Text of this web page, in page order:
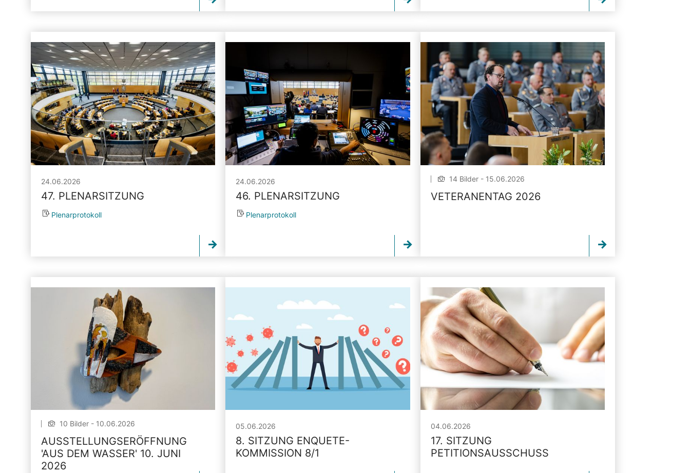
24.06.2026
47. PLENARSITZUNG
Plenarprotokoll
24.06.2026
46. PLENARSITZUNG
Plenarprotokoll
14 Bilder - 15.06.2026
VETERANENTAG 2026
10 Bilder - 10.06.2026
AUSSTELLUNGSERÖFFNUNG
'AUS DEM WASSER' 10. JUNI
2026
05.06.2026
8. SITZUNG ENQUETE-
KOMMISSION 8/1
04.06.2026
17. SITZUNG
PETITIONSAUSSCHUSS